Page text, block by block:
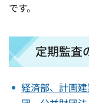
です。
定期監査
経済部、計画